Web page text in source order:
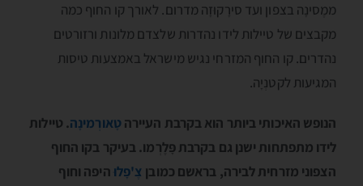
ממֶסינָה בצפון ועד סירָקוּזָה מדרום. לאורך קו החוף כמה
מקבצים של טיילות לידו נהדרות שלצדם מלונות ורזורטים
נהדרים. קו החוף המזרחי נגיש מישראל באמצעות טיסות
המגיעות לקטנְיָה.
הנופש האיכותי ביותר הוא בקרבת העיירהטָאורְמינָה. טיילות
לידו מתפתחות ישנן גם בקרבת פָּלֶרְמו. בעיקר בקו החוף
הצפוני מזרחית לבירה, בראשם כמובן צֶ'פָלוּ היפה וחוף